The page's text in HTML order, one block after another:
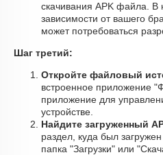
скачивания APK файла. В
зависимости от вашего
может потребоваться
Шаг третий:
Откройте файловый
встроенное приложение
приложение для
устройстве.
Найдите загруженный
раздел, куда был
папка "Загрузки" или